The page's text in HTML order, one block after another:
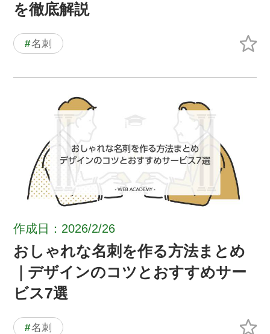
を徹底解説
#名刺
作成日：2026/2/26
おしゃれな名刺を作る方法まとめ
｜デザインのコツとおすすめサー
ビス7選
#名刺